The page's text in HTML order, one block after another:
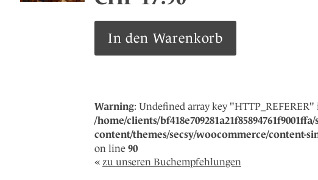
Floss
Menge
In den Warenkorb
Warning: Undefined array key "HTTP_REFERER"
/home/clients/
content/themes/secsy/woocommerce/content-
on line 90
« zu unseren Buchempfehlungen